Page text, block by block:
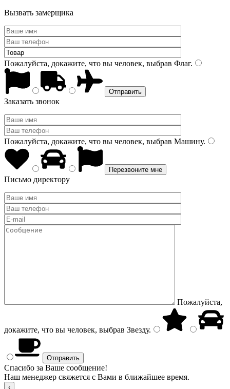
Вызвать замерщика
Пожалуйста, докажите, что вы человек, выбрав Флаг.
Заказать звонок
Пожалуйста, докажите, что вы человек, выбрав Машину.
Письмо директору
Пожалуйста,
докажите, что вы человек, выбрав Звезду.
Спасибо за Ваше сообщение!
Наш менеджер свяжется с Вами в ближайшее время.